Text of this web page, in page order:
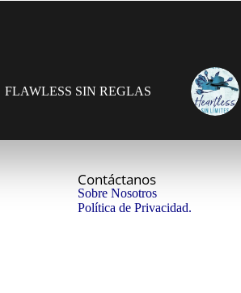
FLAWLESS SIN REGLAS
Contáctanos
Sobre Nosotros
Política de Privacidad.